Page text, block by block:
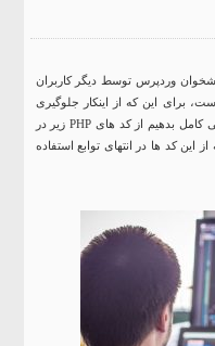
وردپرس توسط دیگر کاربران
برای این که از اینکار جلوگیری
بکنیم و فقط به مدیران وب سایت اجازه دسترسی کامل بدهیم از کد های PHP زیر در
این کد ها در انتهای توابع استفاده